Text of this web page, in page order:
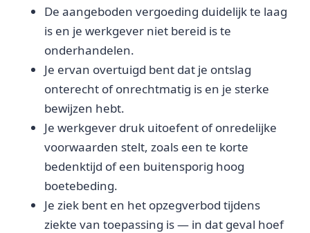
De aangeboden vergoeding duidelijk te laag
is en je werkgever niet bereid is te
onderhandelen.
Je ervan overtuigd bent dat je ontslag
onterecht of onrechtmatig is en je sterke
bewijzen hebt.
Je werkgever druk uitoefent of onredelijke
voorwaarden stelt, zoals een te korte
bedenktijd of een buitensporig hoog
boetebeding.
Je ziek bent en het opzegverbod tijdens
ziekte van toepassing is — in dat geval hoef